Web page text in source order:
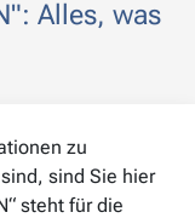
Alles, was
zu
sind Sie hier
steht für die